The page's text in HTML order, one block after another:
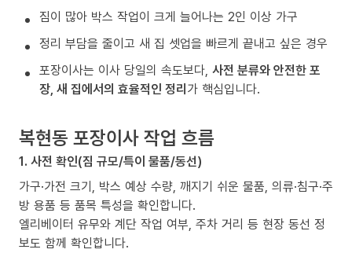
짐이 많아 박스 작업이 크게 늘어나는 2인 이상 가구
정리 부담을 줄이고 새 집 셋업을 빠르게 끝내고 싶은 경우
포장이사는 이사 당일의 속도보다, 사전 분류와 안전한 포
장, 새 집에서의 효율적인 정리가 핵심입니다.
복현동 포장이사 작업 흐름
1. 사전 확인(짐 규모/특이 물품/동선)
가구·가전 크기, 박스 예상 수량, 깨지기 쉬운 물품, 의류·침구·주
방 용품 등 품목 특성을 확인합니다.
엘리베이터 유무와 계단 작업 여부, 주차 거리 등 현장 동선 정
보도 함께 확인합니다.